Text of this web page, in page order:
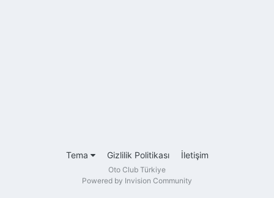
Tema Gizlilik Politikası İletişim
Oto Club Türkiye
Powered by Invision Community